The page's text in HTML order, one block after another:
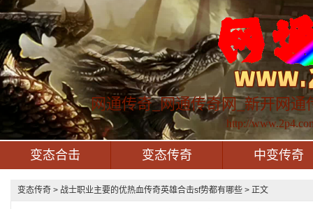
网通传奇_网通传奇网_新开网通
http://
变态合击 变态传奇 中变传奇
变态传奇 > 战士职业主要的优热血传奇英雄合击sf势都有哪些 > 正文